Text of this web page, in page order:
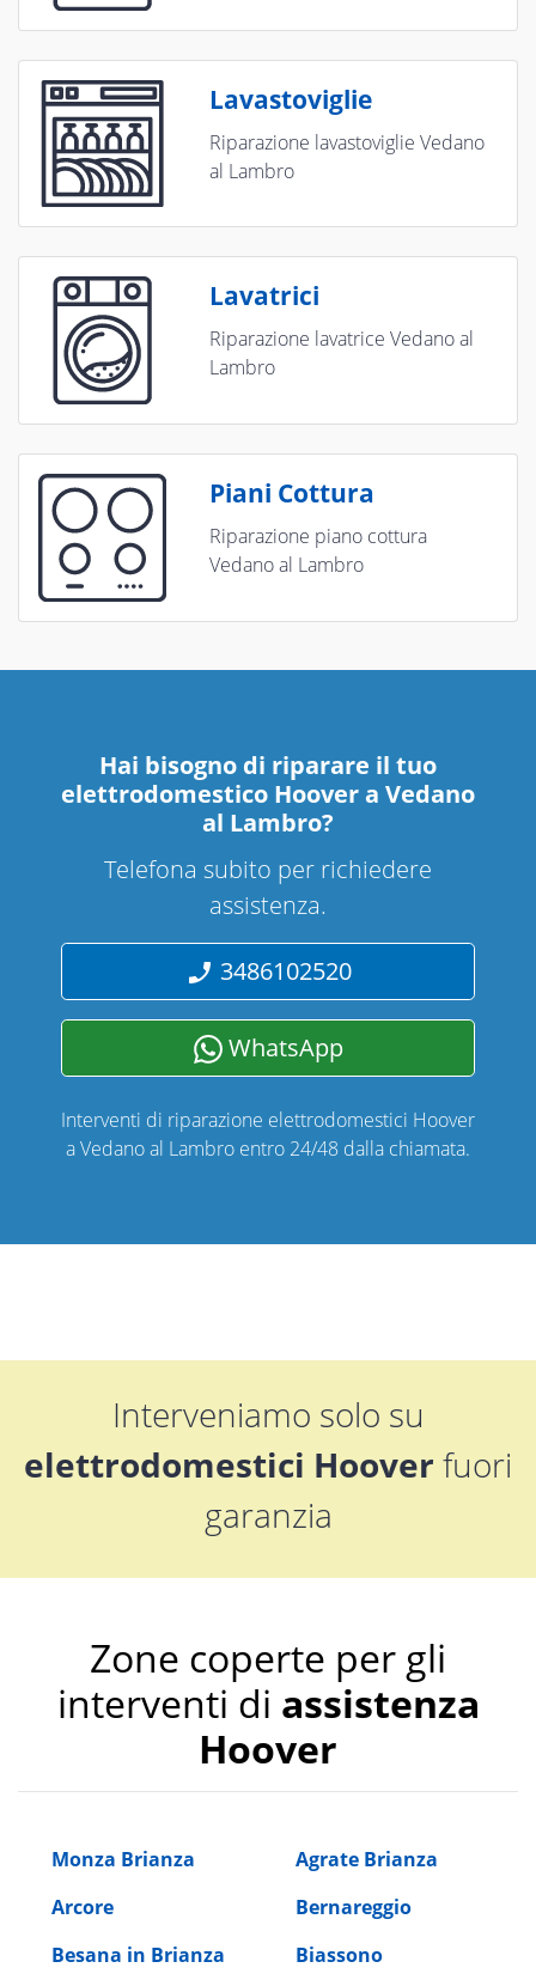
Lavastoviglie
Riparazione lavastoviglie Vedano
al Lambro
Lavatrici
Riparazione lavatrice Vedano al
Lambro
Piani Cottura
Riparazione piano cottura
Vedano al Lambro
Hai bisogno di riparare il tuo
elettrodomestico Hoover a Vedano
al Lambro?
Telefona subito per richiedere
assistenza.
3486102520
WhatsApp
Interventi di riparazione elettrodomestici Hoover
a Vedano al Lambro entro 24/48 dalla chiamata.
Interveniamo solo su
elettrodomestici Hoover fuori
garanzia
Zone coperte per gli
interventi di assistenza
Hoover
Monza Brianza
Agrate Brianza
Arcore
Bernareggio
Besana in Brianza
Biassono